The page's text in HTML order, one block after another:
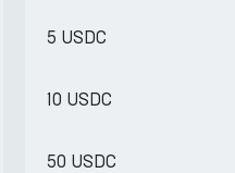
5 USDC
10 USDC
50 USDC